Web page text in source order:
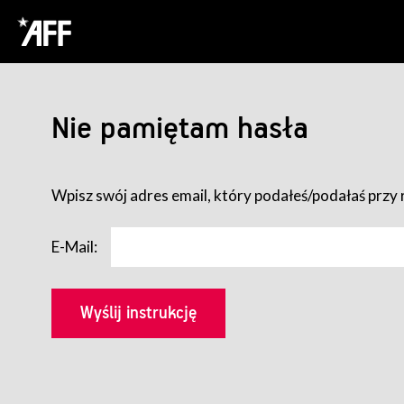
Nie pamiętam hasła
Wpisz swój adres email, który podałeś/podałaś
E-Mail: